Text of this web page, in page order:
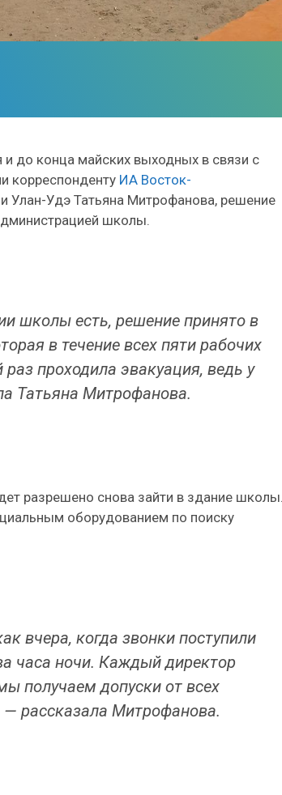
до конца майских выходных в связи с
корреспонденту ИА Восток-
Улан-Удэ Татьяна Митрофанова, решение
школы.
школы есть, решение принято в
в течение всех пяти рабочих
проходила эвакуация, ведь у
Татьяна Митрофанова.
разрешено снова зайти в здание
оборудованием по поиску
вчера, когда звонки поступили
часа ночи. Каждый директор
получаем допуски от всех
рассказала Митрофанова.